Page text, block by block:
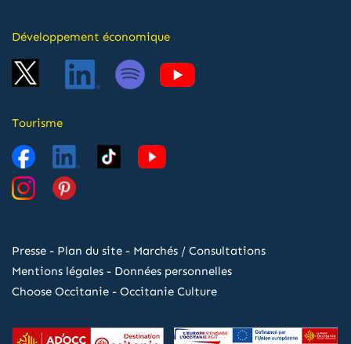
Développement économique
Tourisme
Presse - Plan du site - Marchés / Consultations
Mentions légales - Données personnelles
Choose Occitanie - Occitanie Culture